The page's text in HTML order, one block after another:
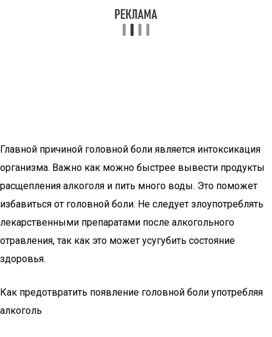
Главной причиной головной боли является интоксикация
организма. Важно как можно быстрее вывести продукты
расщепления алкоголя и пить много воды. Это поможет
избавиться от головной боли. Не следует злоупотреблять
лекарственными препаратами после алкогольного
отравления, так как это может усугубить состояние
здоровья.
Как предотвратить появление головной боли употребляя
алкоголь